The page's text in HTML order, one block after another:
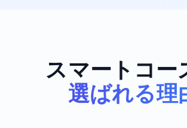
スマートコー
選ばれる理